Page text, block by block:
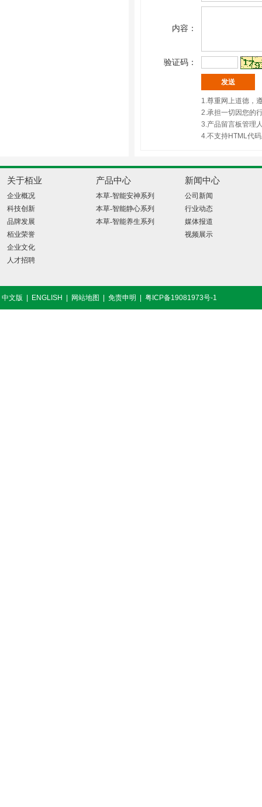
内容：
验证码：
1.尊重网上道德，
2.承担一切因您的
3.产品留言板管理
4.不支持HTML代
关于栢业
企业概况
科技创新
品牌发展
栢业荣誉
企业文化
人才招聘
产品中心
本草-智能安神系列
本草-智能静心系列
本草-智能养生系列
新闻中心
公司新闻
行业动态
媒体报道
视频展示
中文版 ENGLISH 网站地图 免责申明 粤ICP备19081973号-1